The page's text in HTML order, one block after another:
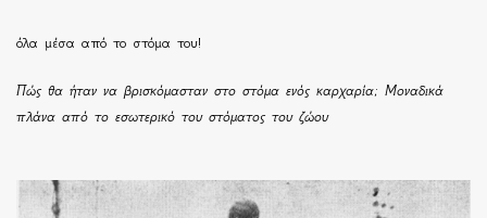
όλα μέσα από το στόμα του!
Πώς θα ήταν να βρισκόμασταν στο στόμα ενός καρχαρία; Μοναδικά
πλάνα από το εσωτερικό του στόματος του ζώου